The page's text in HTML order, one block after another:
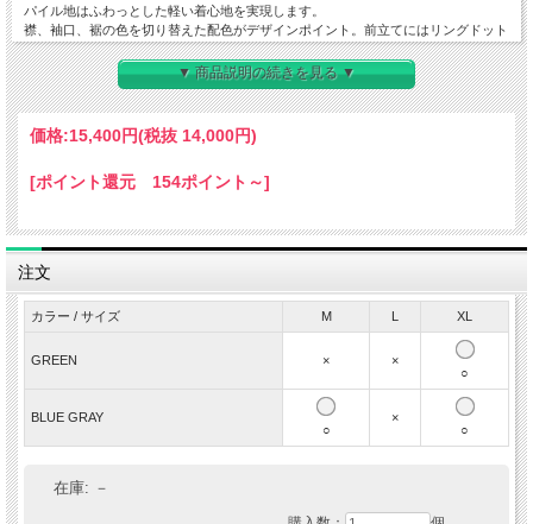
パイル地はふわっとした軽い着心地を実現します。
襟、袖口、裾の色を切り替えた配色がデザインポイント。前立てにはリングドット
ボタンを採用することでリゾートテイストに仕上げられています。 左胸は手書き
風フォントで描かれたブランドネームを刺繍でレイアウト。
素材とロゴワークが醸し出すクタっとしたこなれた雰囲気は男心をくすぐります。
また、拘りのジャパンメイドでポテンシャルの高さも魅力的。
ゴルフスタイルはもちろん、街着として合わせやすくリゾートシーンにもぴったり
です。
・吸水性、ストレッチ性
・リングドットボタン
・3つボタン仕立て
・日本製
◆ 素材
平置き実寸サイズ
サイズ
▼ 商品説明の続きを見る ▼
価格:15,400円(税抜 14,000円)
[ポイント還元 154ポイント～]
注文
カラー / サイズ M L XL
GREEN ×
×
○
BLUE GRAY
○
×
○
在庫: －